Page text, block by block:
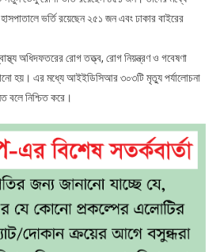
ভর্তি রয়েছেন ২৫১ জন এবং ঢাকার বাইরের
অধিদফতরের রোগ তত্ত্ব, রোগ নিয়ন্ত্রণ ও গবেষণা
হয়। এর মধ্যে আইইডিসিআর ৩০৩টি মৃত্যু পর্যালোচনা
বলে নিশ্চিত করে।